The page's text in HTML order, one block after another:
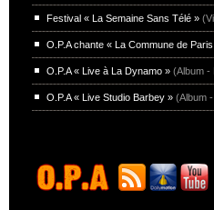
Festival « La Semaine Sans Télé »
O.P.A chante « La Commune de
O.P.A « Live à La Dynamo » (Album -
O.P.A « Live Studio Barbey » (Album